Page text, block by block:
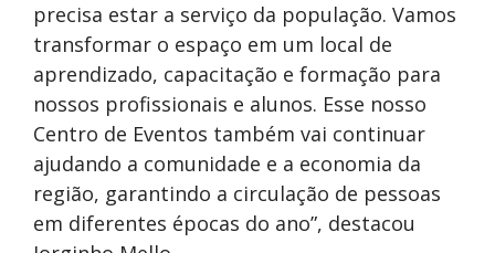
precisa estar a serviço da população. Vamos
transformar o espaço em um local de
aprendizado, capacitação e formação para
nossos profissionais e alunos. Esse nosso
Centro de Eventos também vai continuar
ajudando a comunidade e a economia da
região, garantindo a circulação de pessoas
em diferentes épocas do ano”, destacou